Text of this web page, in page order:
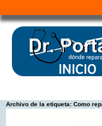
Archivo de la etiqueta: Como